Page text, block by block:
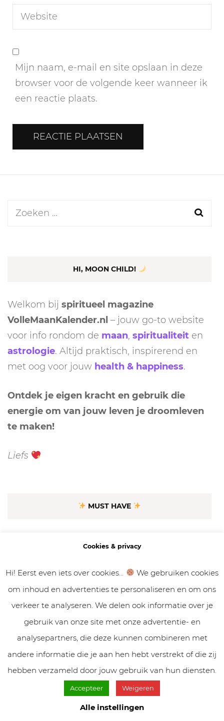
Mijn naam, e-mail en site opslaan in deze
browser voor de volgende keer wanneer ik
een reactie plaats.
Zoeken
HI, MOON CHILD!
Welkom bij spiritueel magazine
VolleMaanKalender.nl – jouw go-to website
voor info rondom de maan, spiritualiteit en
astrologie. Altijd praktisch, inspirerend en
met oog voor jouw health & happiness.
Ontdek je eigen kracht en gebruik die
energie om van jouw leven je droomleven
te maken!
Liefs
MUST HAVE
Maak van 2026 jouw mooiste jaar, met de
SNEL NAAR…
Volle maan 2026
Nieuwe maan 2026
Poortdagen 2026
Cookies & privacy
Hi! Eerst even iets over cookies...
We gebruiken cookies
om inhoud en advertenties te personaliseren en om ons
verkeer te analyseren. We delen ook informatie over je
gebruik van onze site met onze advertentie- en
analysepartners, die deze kunnen combineren met
andere informatie die je aan hen hebt verstrekt of die zij
hebben verzameld door jouw gebruik van hun diensten.
Accepteer Weigeren
Alle instellingen